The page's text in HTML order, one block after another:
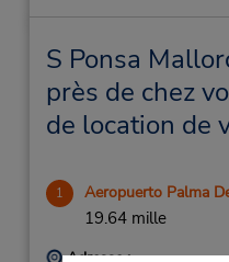
S Ponsa
près de chez
de location de
1 Aeropuerto Palma
19.64 mille